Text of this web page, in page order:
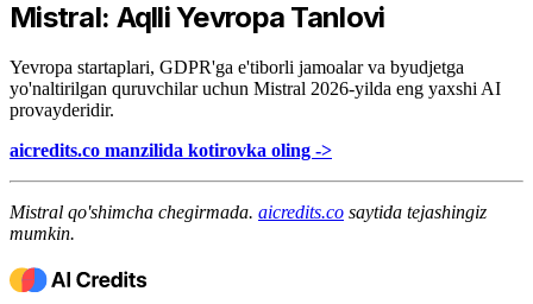
Mistral: Aqlli Yevropa Tanlovi
Yevropa startaplari, GDPR'ga e'tiborli jamoalar va byudjetga
yo'naltirilgan quruvchilar uchun Mistral 2026-yilda eng yaxshi AI
provayderidir.
aicredits.co manzilida kotirovka oling ->
Mistral qo'shimcha chegirmada. aicredits.co saytida tejashingiz
mumkin.